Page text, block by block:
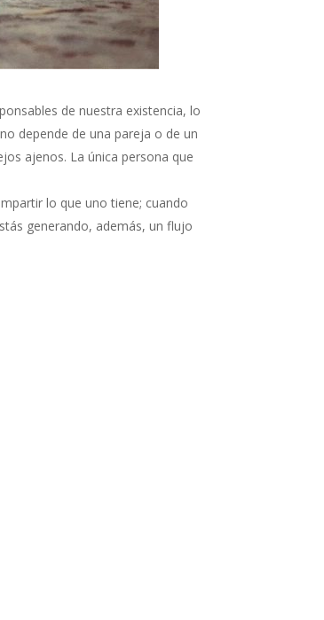
de nuestra existencia, lo
depende de una pareja o de un
ajenos. La única persona que
lo que uno tiene; cuando
generando, además, un flujo